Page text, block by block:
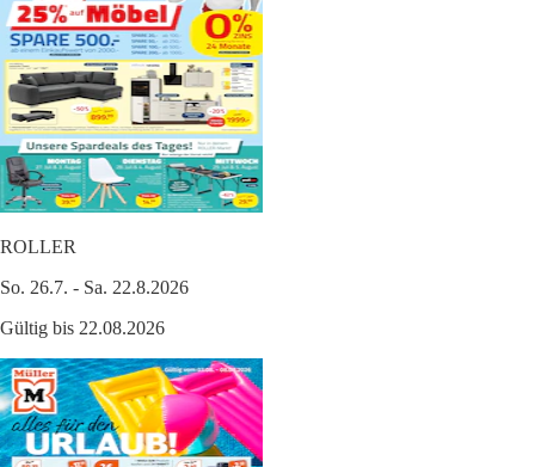
ROLLER
So. 26.7. - Sa. 22.8.2026
Gültig bis 22.08.2026